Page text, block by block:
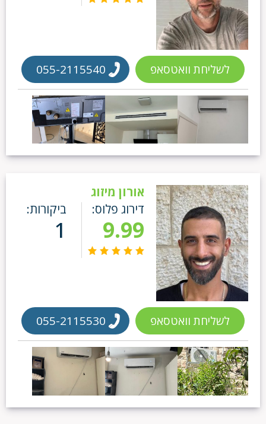
לשליחת וואטסאפ 055-2115540
אורון מיזוג
דירוג פלוס:
9.99
ביקורות:
1
לשליחת וואטסאפ 055-2115530